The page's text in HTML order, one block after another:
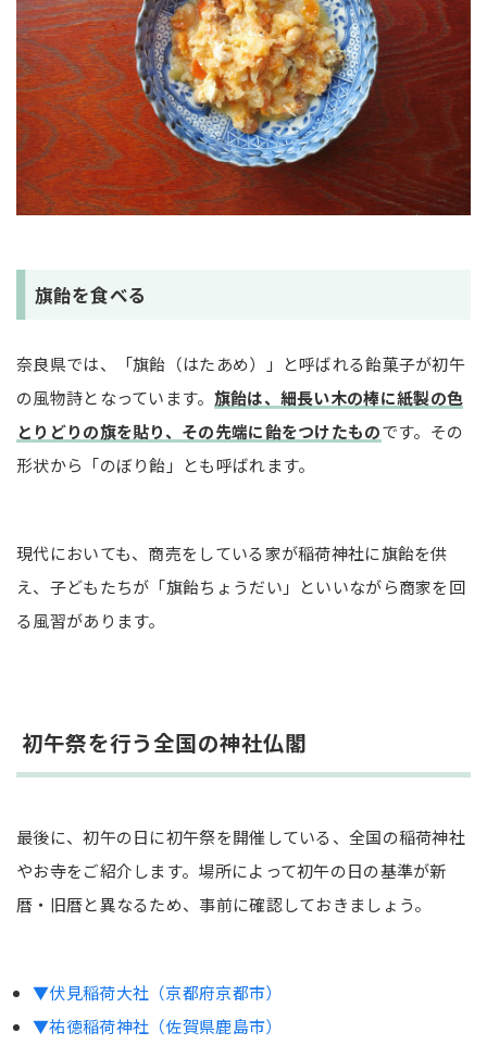
旗飴を食べる
奈良県では、「旗飴（はたあめ）」と呼ばれる飴菓子が初午
の風物詩となっています。 旗飴は、細長い木の棒に紙製の色
とりどりの旗を貼り、その先端に飴をつけたものです。その
形状から「のぼり飴」とも呼ばれます。
現代においても、商売をしている家が稲荷神社に旗飴を供
え、子どもたちが「旗飴ちょうだい」といいながら商家を回
る風習があります。
初午祭を行う全国の神社仏閣
最後に、初午の日に初午祭を開催している、全国の稲荷神社
やお寺をご紹介します。場所によって初午の日の基準が新
暦・旧暦と異なるため、事前に確認しておきましょう。
▼伏見稲荷大社（京都府京都市）
▼祐徳稲荷神社（佐賀県鹿島市）